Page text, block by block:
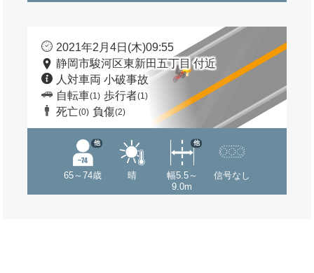
2021年2月4日(木)09:55
静岡市駿河区東新田五丁目 付近
人対車両 小破事故
自転車(1) 歩行者(1)
死亡(0) 負傷(2)
65～74歳
他
晴
幅5.5～
9.0m
他
信号なし